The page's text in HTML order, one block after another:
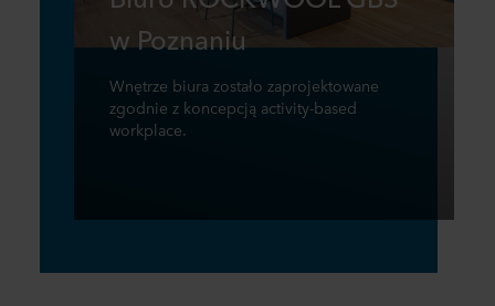
w Poznaniu
Wnętrze biura zostało zaprojektowane
zgodnie z koncepcją activity-based
workplace.